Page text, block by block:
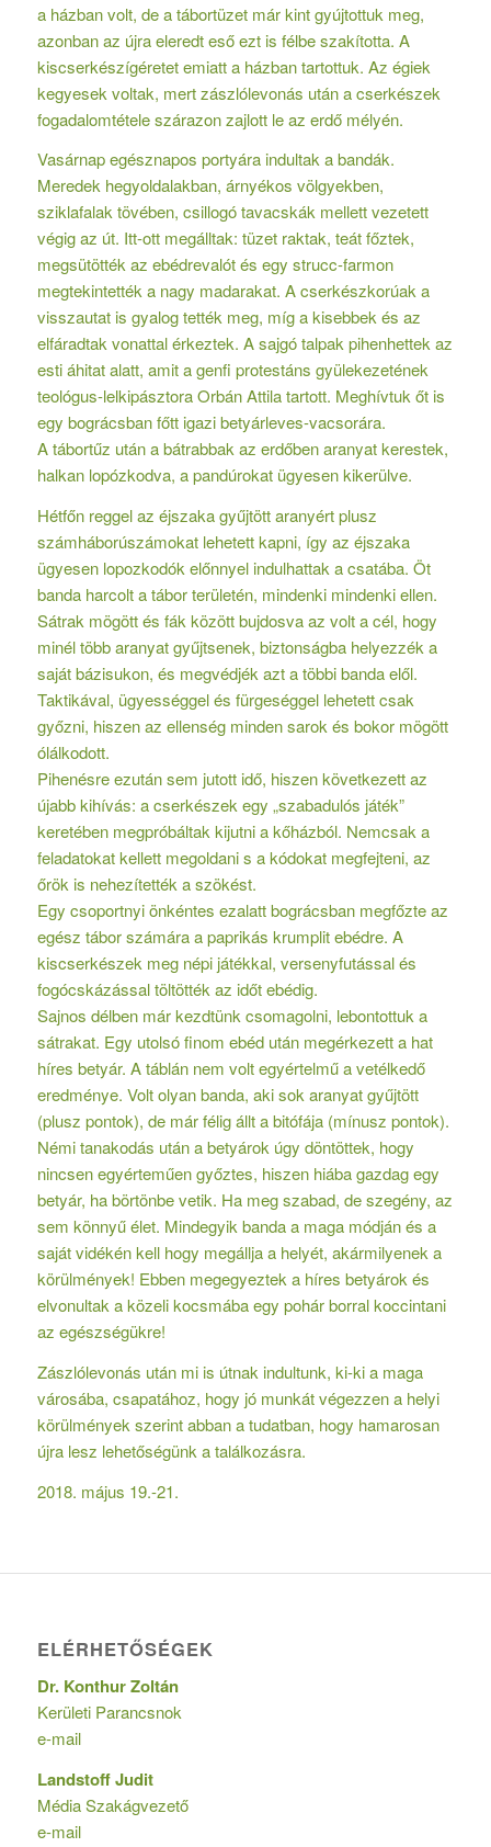
a házban volt, de a tábortüzet már kint gyújtottuk meg,
azonban az újra eleredt eső ezt is félbe szakította. A
kiscserkészígéretet emiatt a házban tartottuk. Az égiek
kegyesek voltak, mert zászlólevonás után a cserkészek
fogadalomtétele szárazon zajlott le az erdő mélyén.
Vasárnap egésznapos portyára indultak a bandák.
Meredek hegyoldalakban, árnyékos völgyekben,
sziklafalak tövében, csillogó tavacskák mellett vezetett
végig az út. Itt-ott megálltak: tüzet raktak, teát főztek,
megsütötték az ebédrevalót és egy strucc-farmon
megtekintették a nagy madarakat. A cserkészkorúak a
visszautat is gyalog tették meg, míg a kisebbek és az
elfáradtak vonattal érkeztek. A sajgó talpak pihenhettek az
esti áhitat alatt, amit a genfi protestáns gyülekezetének
teológus-lelkipásztora Orbán Attila tartott. Meghívtuk őt is
egy bográcsban főtt igazi betyárleves-vacsorára.
A tábortűz után a bátrabbak az erdőben aranyat kerestek,
halkan lopózkodva, a pandúrokat ügyesen kikerülve.
Hétfőn reggel az éjszaka gyűjtött aranyért plusz
számháborúszámokat lehetett kapni, így az éjszaka
ügyesen lopozkodók előnnyel indulhattak a csatába. Öt
banda harcolt a tábor területén, mindenki mindenki ellen.
Sátrak mögött és fák között bujdosva az volt a cél, hogy
minél több aranyat gyűjtsenek, biztonságba helyezzék a
saját bázisukon, és megvédjék azt a többi banda elől.
Taktikával, ügyességgel és fürgeséggel lehetett csak
győzni, hiszen az ellenség minden sarok és bokor mögött
ólálkodott.
Pihenésre ezután sem jutott idő, hiszen következett az
újabb kihívás: a cserkészek egy „szabadulós játék”
keretében megpróbáltak kijutni a kőházból. Nemcsak a
feladatokat kellett megoldani s a kódokat megfejteni, az
őrök is nehezítették a szökést.
Egy csoportnyi önkéntes ezalatt bográcsban megfőzte az
egész tábor számára a paprikás krumplit ebédre. A
kiscserkészek meg népi játékkal, versenyfutással és
fogócskázással töltötték az időt ebédig.
Sajnos délben már kezdtünk csomagolni, lebontottuk a
sátrakat. Egy utolsó finom ebéd után megérkezett a hat
híres betyár. A táblán nem volt egyértelmű a vetélkedő
eredménye. Volt olyan banda, aki sok aranyat gyűjtött
(plusz pontok), de már félig állt a bitófája (mínusz pontok).
Némi tanakodás után a betyárok úgy döntöttek, hogy
nincsen egyérteműen győztes, hiszen hiába gazdag egy
betyár, ha börtönbe vetik. Ha meg szabad, de szegény, az
sem könnyű élet. Mindegyik banda a maga módján és a
saját vidékén kell hogy megállja a helyét, akármilyenek a
körülmények! Ebben megegyeztek a híres betyárok és
elvonultak a közeli kocsmába egy pohár borral koccintani
az egészségükre!
Zászlólevonás után mi is útnak indultunk, ki-ki a maga
városába, csapatához, hogy jó munkát végezzen a helyi
körülmények szerint abban a tudatban, hogy hamarosan
újra lesz lehetőségünk a találkozásra.
2018. május 19.-21.
ELÉRHETŐSÉGEK
Dr. Konthur Zoltán
Kerületi Parancsnok
e-mail
Landstoff Judit
Média Szakágvezető
e-mail